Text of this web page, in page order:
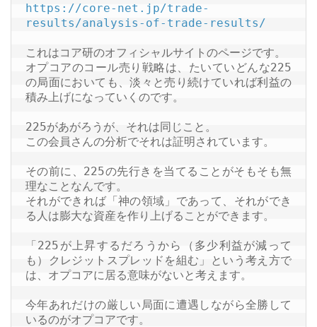
https://core-net.jp/trade-
results/analysis-of-trade-results/
これはコア研のオフィシャルサイトのページです。
オプコアのコール売り戦略は、たいていどんな225
の局面においても、淡々と売り続けていれば利益の
積み上げになっていくのです。
225があがろうが、それは同じこと。
この会員さんの分析でそれは証明されています。
その前に、225の先行きを当てることがそもそも無
理なことなんです。
それができれば「神の領域」であって、それができ
る人は膨大な資産を作り上げることができます。
「225が上昇するだろうから（多少利益が減って
も）クレジットスプレッドを組む」という考え方で
は、オプコアに居る意味がないと考えます。
今年あれだけの厳しい局面に遭遇しながら全勝して
いるのがオプコアです。